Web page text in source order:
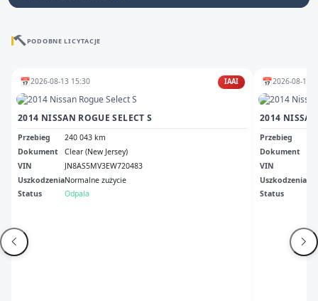
PODOBNE LICYTACJE
📅2026-08-13 15:30 IAAI
2014 NISSAN ROGUE SELECT S
Przebieg
240 043 km
Dokument
Clear (New Jersey)
VIN
JN8AS5MV3EW720483
UszkodzeniaNormalne zużycie
Status
Odpala
📅2026-08-10
2014
Przebieg
Dokument
VIN
Uszkodzenia
Status